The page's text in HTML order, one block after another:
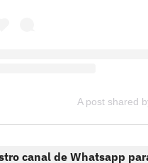
A post shared
canal de Whatsapp